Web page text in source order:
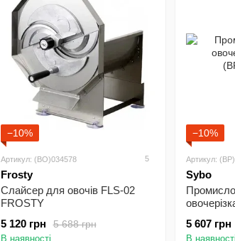
−10%
Артикул: (BO)034578 5
Frosty
Слайсер для овочів FLS-02
FROSTY
5 688 грн
5 120 грн
В наявності
−10%
Артикул:
Sybo
5 607 грн
В наявності